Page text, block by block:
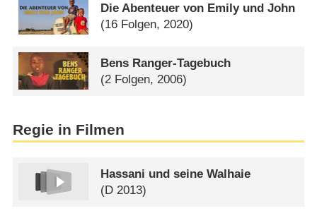
Die Abenteuer von Emily und John
(16 Folgen, 2020)
Bens Ranger-Tagebuch
(2 Folgen, 2006)
Regie in Filmen
Hassani und seine Walhaie
(D 2013)